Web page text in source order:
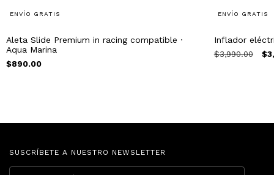
ENVÍO GRATIS
Aleta Slide Premium in racing compatible ·
Aqua Marina
$890.00
ENVÍO GRATIS
Inflador
$3,990.00
SUSCRÍBETE A NUESTRO NEWSLETTER